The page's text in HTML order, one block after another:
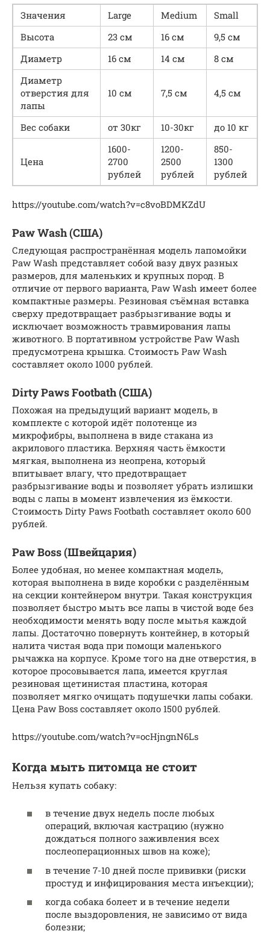
Значения Large Medium
Small
Высота
23 см 16 см
9,5 см
Диаметр
16 см 14 см
8 см
Диаметр
отверстия для
лапы
10 см 7,5 см 4,5 см
Вес собаки от 30кг 10-30кг до 10 кг
Цена
1600-
2700
рублей
1200-
2500
рублей
850-
1300
рублей
https://youtube.com/watch?v=c8voBDMKZdU
Paw Wash (США)
Следующая распространённая модель лапомойки
Paw Wash представляет собой вазу двух разных
размеров, для маленьких и крупных пород. В
отличие от первого варианта, Paw Wash имеет более
компактные размеры. Резиновая съёмная вставка
сверху предотвращает разбрызгивание воды и
исключает возможность травмирования лапы
животного. В портативном устройстве Paw Wash
предусмотрена крышка. Стоимость Paw Wash
составляет около 1000 рублей.
Dirty Paws Footbath (США)
Похожая на предыдущий вариант модель, в
комплекте с которой идёт полотенце из
микрофибры, выполнена в виде стакана из
акрилового пластика. Верхняя часть ёмкости
мягкая, выполнена из неопрена, который
впитывает влагу, что предотвращает
разбрызгивание воды и позволяет убрать излишки
воды с лапы в момент извлечения из ёмкости.
Стоимость Dirty Paws Footbath составляет около 600
рублей.
Paw Boss (Швейцария)
Более удобная, но менее компактная модель,
которая выполнена в виде коробки с разделённым
на секции контейнером внутри. Такая конструкция
позволяет быстро мыть все лапы в чистой воде без
необходимости менять воду после мытья каждой
лапы. Достаточно повернуть контейнер, в который
налита чистая вода при помощи маленького
рычажка на корпусе. Кроме того на дне отверстия, в
которое просовывается лапа, имеется круглая
резиновая щетинистая пластина, которая
позволяет мягко очищать подушечки лапы собаки.
Цена Paw Boss составляет около 1500 рублей.
https://youtube.com/watch?v=ocHjngnN6Ls
Когда мыть питомца не стоит
Нельзя купать собаку:
в течение двух недель после любых
операций, включая кастрацию (нужно
дождаться полного заживления всех
послеоперационных швов на коже);
в течение 7-10 дней после прививки (риски
простуд и инфицирования места инъекции);
когда собака болеет и в течение недели
после выздоровления, не зависимо от вида
болезни;